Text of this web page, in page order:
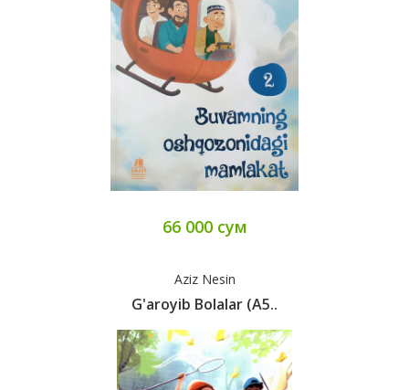
66 000 сум
Aziz Nesin
G'aroyib Bolalar (А5..